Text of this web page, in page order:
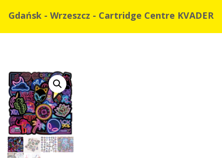
Gdańsk - Wrzeszcz - Cartridge Centre KVADER